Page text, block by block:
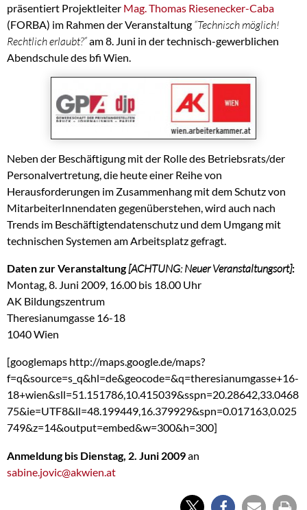
präsentiert Projektleiter Mag. Thomas Riesenecker-Caba
(FORBA) im Rahmen der Veranstaltung “Technisch möglich!
Rechtlich erlaubt?”am 8. Juni in der technisch-gewerblichen
Abendschule des bfi Wien.
Neben der Beschäftigung mit der Rolle des Betriebsrats/der
Personalvertretung, die heute einer Reihe von
Herausforderungen im Zusammenhang mit dem Schutz von
MitarbeiterInnendaten gegenüberstehen, wird auch nach
Trends im Beschäftigtendatenschutz und dem Umgang mit
technischen Systemen am Arbeitsplatz gefragt.
Daten zur Veranstaltung[ACHTUNG: Neuer Veranstaltungsort]:
Montag, 8. Juni 2009, 16.00 bis 18.00 Uhr
AK Bildungszentrum
Theresianumgasse 16-18
1040 Wien
[googlemaps http://maps.google.de/maps?
f=q&source=s_q&hl=de&geocode=&q=theresianumgasse+16-
18+wien&sll=51.151786,10.415039&sspn=20.28642,33.0468
75&ie=UTF8&ll=48.199449,16.379929&spn=0.017163,0.025
749&z=14&output=embed&w=300&h=300]
Anmeldung bis Dienstag, 2. Juni 2009an
sabine.jovic@akwien.at